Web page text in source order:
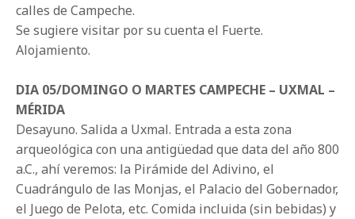
calles de Campeche.
Se sugiere visitar por su cuenta el Fuerte.
Alojamiento.
DIA 05/DOMINGO O MARTES CAMPECHE – UXMAL –
MÉRIDA
Desayuno. Salida a Uxmal. Entrada a esta zona
arqueológica con una antigüedad que data del año 800
a.C., ahí veremos: la Pirámide del Adivino, el
Cuadrángulo de las Monjas, el Palacio del Gobernador,
el Juego de Pelota, etc. Comida incluida (sin bebidas) y